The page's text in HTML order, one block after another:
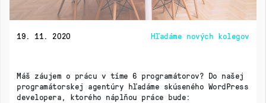
19. 11. 2020 Hľadáme nových kolegov
Máš záujem o prácu v tíme 6 programátorov? Do našej
programátorskej agentúry hľadáme skúseného WordPress
developera, ktorého náplňou práce bude: